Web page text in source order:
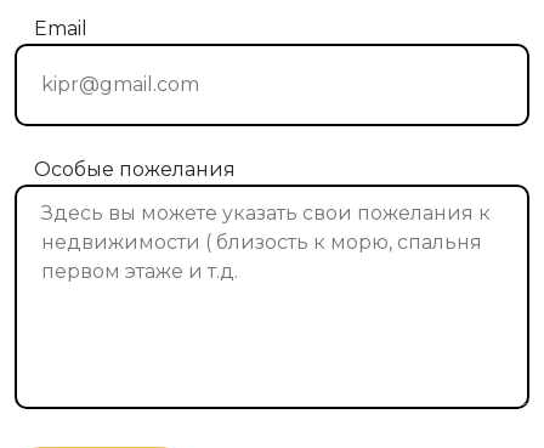
Email
Особые пожелания